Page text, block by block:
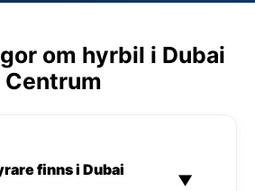
om hyrbil i Dubai
Centrum
finns i Dubai
▼